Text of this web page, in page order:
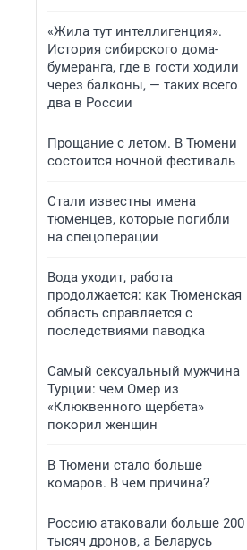
«Жила тут интеллигенция».
История сибирского дома-
бумеранга, где в гости ходили
через балконы, — таких всего
два в России
Прощание с летом. В Тюмени
состоится ночной фестиваль
Стали известны имена
тюменцев, которые погибли
на спецоперации
Вода уходит, работа
продолжается: как Тюменская
область справляется с
последствиями паводка
Самый сексуальный мужчина
Турции: чем Омер из
«Клюквенного щербета»
покорил женщин
В Тюмени стало больше
комаров. В чем причина?
Россию атаковали больше 200
тысяч дронов, а Беларусь